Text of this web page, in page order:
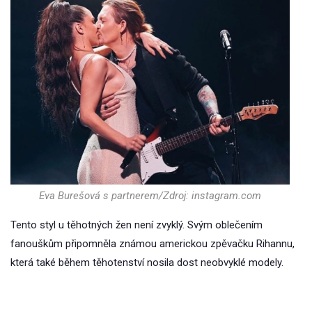
Eva Burešová s partnerem/Zdroj: instagram.com
Tento styl u těhotných žen není zvyklý. Svým oblečením
fanouškům připomněla známou americkou zpěvačku Rihannu,
která také během těhotenství nosila dost neobvyklé modely.